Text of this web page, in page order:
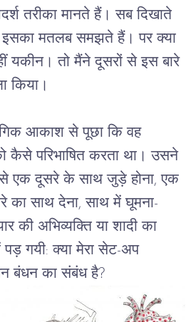
तरीका मानते हैं। सब दिखाते
इसका मतलब समझते हैं। पर क्या
यकीन। तो मैंने दूसरों से इस बारे
किया।
आकाश से पूछा कि वह
कैसे परिभाषित करता था। उसने
से एक दूसरे के साथ जुड़े होना, एक
का साथ देना, साथ में घूमना-
की अभिव्यक्ति या शादी का
पड़ गयी: क्या मेरा सेट-अप
बंधन का संबंध है?